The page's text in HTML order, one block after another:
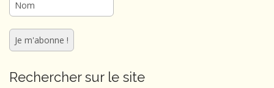
Rechercher sur le site